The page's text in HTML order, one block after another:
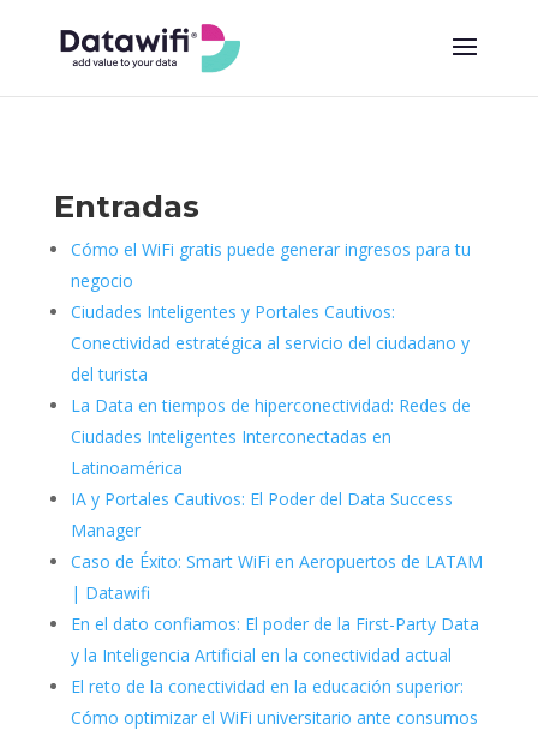
Entradas
Cómo el WiFi gratis puede generar ingresos para tu
negocio
Ciudades Inteligentes y Portales Cautivos:
Conectividad estratégica al servicio del ciudadano y
del turista
La Data en tiempos de hiperconectividad: Redes de
Ciudades Inteligentes Interconectadas en
Latinoamérica
IA y Portales Cautivos: El Poder del Data Success
Manager
Caso de Éxito: Smart WiFi en Aeropuertos de LATAM
| Datawifi
En el dato confiamos: El poder de la First-Party Data
y la Inteligencia Artificial en la conectividad actual
El reto de la conectividad en la educación superior:
Cómo optimizar el WiFi universitario ante consumos